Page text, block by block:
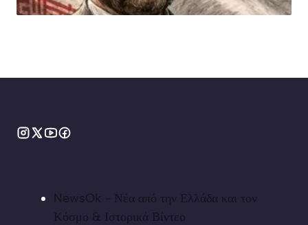
NewsOk - Νέα από την Ελλάδα και τον
Κόσμο & Ιστορικά Βίντεο